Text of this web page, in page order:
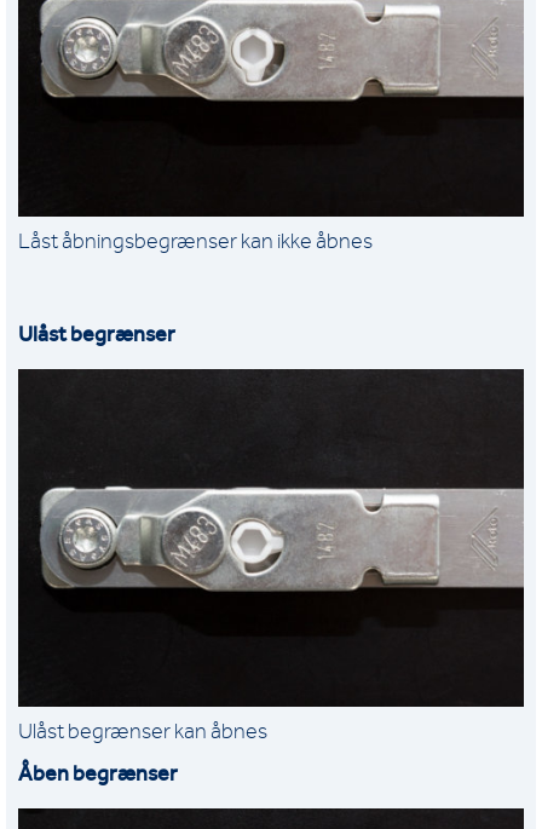
Låst åbningsbegrænser kan ikke åbnes
Ulåst begrænser
Ulåst begrænser kan åbnes
Åben begrænser